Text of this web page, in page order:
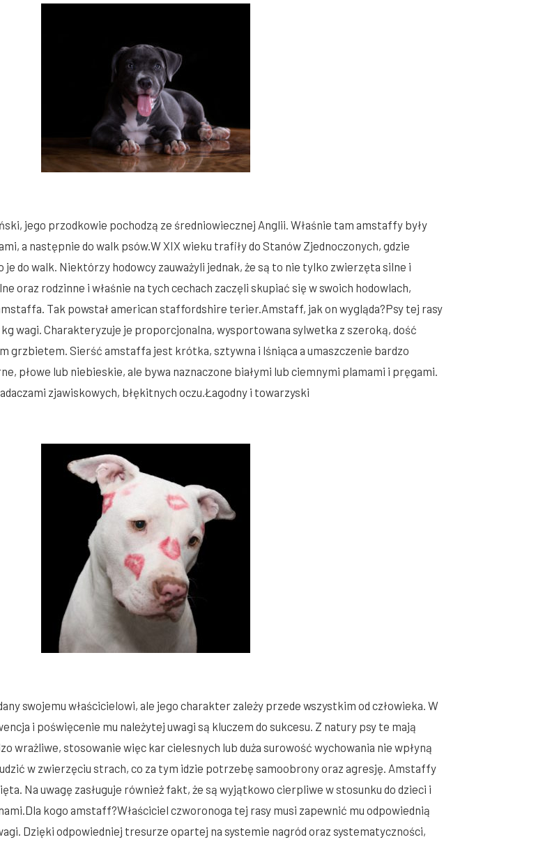
jego przodkowie pochodzą ze średniowiecznej Anglii. Właśnie tam amstaffy były
a następnie do walk psów.W XIX wieku trafiły do Stanów Zjednoczonych, gdzie
do walk. Niektórzy hodowcy zauważyli jednak, że są to nie tylko zwierzęta silne i
oraz rodzinne i właśnie na tych cechach zaczęli skupiać się w swoich hodowlach,
Tak powstał american staffordshire terier.Amstaff, jak on wygląda?Psy tej rasy
wagi. Charakteryzuje je proporcjonalna, wysportowana sylwetka z szeroką, dość
grzbietem. Sierść amstaffa jest krótka, sztywna i lśniąca a umaszczenie bardzo
płowe lub niebieskie, ale bywa naznaczone białymi lub ciemnymi plamami i pręgami.
zjawiskowych, błękitnych oczu.Łagodny i towarzyski
swojemu właścicielowi, ale jego charakter zależy przede wszystkim od człowieka. W
i poświęcenie mu należytej uwagi są kluczem do sukcesu. Z natury psy te mają
wrażliwe, stosowanie więc kar cielesnych lub duża surowość wychowania nie wpłyną
w zwierzęciu strach, co za tym idzie potrzebę samoobrony oraz agresję. Amstaffy
Na uwagę zasługuje również fakt, że są wyjątkowo cierpliwe w stosunku do dzieci i
kogo amstaff?Właściciel czworonoga tej rasy musi zapewnić mu odpowiednią
Dzięki odpowiedniej tresurze opartej na systemie nagród oraz systematyczności,